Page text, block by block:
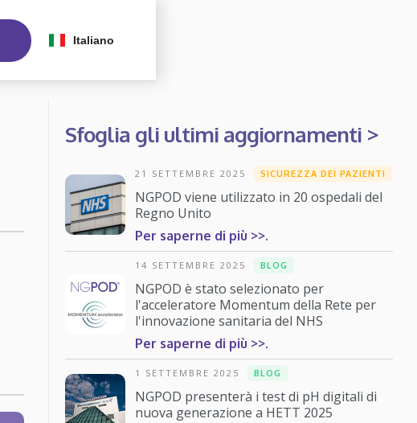
Italiano
Sfoglia gli ultimi aggiornamenti >
21 SETTEMBRE 2025 SICUREZZA DEI PAZIENTI
NGPOD viene utilizzato in 20 ospedali del
Regno Unito
Per saperne di più >>.
14 SETTEMBRE 2025 BLOG
NGPOD è stato selezionato per
l'acceleratore Momentum della Rete per
l'innovazione sanitaria del NHS
Per saperne di più >>.
1 SETTEMBRE 2025 BLOG
NGPOD presenterà i test di pH digitali di
nuova generazione a HETT 2025